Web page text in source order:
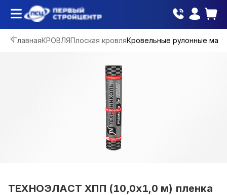
ГлавнаяКРОВЛЯПлоская кровляКровельные рулонные
ТЕХНОЭЛАСТ ХПП (10,0х1,0 м) пленка